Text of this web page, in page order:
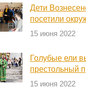
Дети
посетили
15 июня 2022
Голубые ели
престольный
15 июня 2022